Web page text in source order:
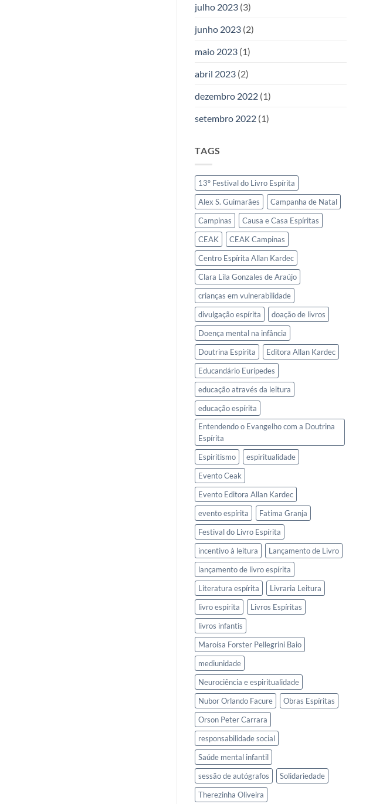
julho 2023 (3)
junho 2023 (2)
maio 2023 (1)
abril 2023 (2)
dezembro 2022 (1)
setembro 2022 (1)
TAGS
13º Festival do Livro Espírita
Alex S. Guimarães
Campanha de Natal
Campinas
Causa e Casa Espíritas
CEAK
CEAK Campinas
Centro Espírita Allan Kardec
Clara Lila Gonzales de Araújo
crianças em vulnerabilidade
divulgação espírita
doação de livros
Doença mental na infância
Doutrina Espírita
Editora Allan Kardec
Educandário Eurípedes
educação através da leitura
educação espírita
Entendendo o Evangelho com a Doutrina
Espírita
Espiritismo
espiritualidade
Evento Ceak
Evento Editora Allan Kardec
evento espírita
Fatima Granja
Festival do Livro Espírita
incentivo à leitura
Lançamento de Livro
lançamento de livro espírita
Literatura espírita
Livraria Leitura
livro espírita
Livros Espíritas
livros infantis
Maroísa Forster Pellegrini Baio
mediunidade
Neurociência e espiritualidade
Nubor Orlando Facure
Obras Espíritas
Orson Peter Carrara
responsabilidade social
Saúde mental infantil
sessão de autógrafos
Solidariedade
Therezinha Oliveira